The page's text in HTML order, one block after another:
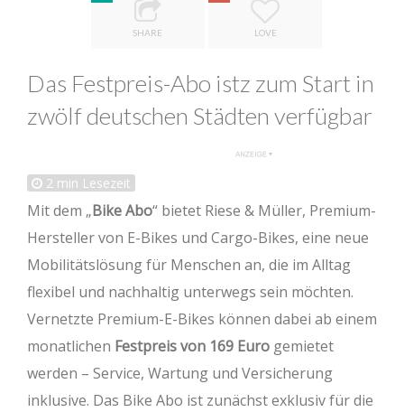
SHARE LOVE
Das Festpreis-Abo istz zum Start in
zwölf deutschen Städten verfügbar
2 min Lesezeit
Mit dem „Bike Abo“ bietet Riese & Müller, Premium-
Hersteller von E-Bikes und Cargo-Bikes, eine neue
Mobilitätslösung für Menschen an, die im Alltag
flexibel und nachhaltig unterwegs sein möchten.
Vernetzte Premium-E-Bikes können dabei ab einem
monatlichen Festpreis von 169 Euro gemietet
werden – Service, Wartung und Versicherung
inklusive. Das Bike Abo ist zunächst exklusiv für die